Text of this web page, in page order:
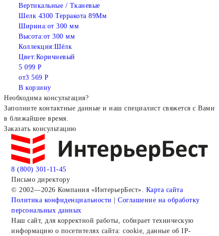
Вертикальные / Тканевые
Шелк 4300 Терракота 89Мм
Ширина:от 300 мм
Высота:от 300 мм
Коллекция:Шёлк
Цвет:Коричневый
5 099 Р
от3 569 Р
В корзину
Необходима консультация?
Заполните контактные данные и наш специалист свяжется с Вами
в ближайшее время.
Заказать консультацию
8 (800) 301-11-45
Письмо директору
© 2002—2026 Компания «ИнтерьерБест». Карта сайта
Политика конфиденциальности | Соглашение на обработку
персональных данных
Наш сайт, для корректной работы, собирает техническую
информацию о посетителях сайта: cookie, данные об IP-